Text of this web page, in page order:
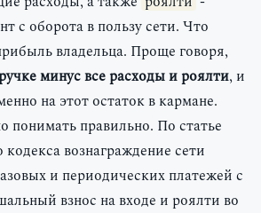
с оборота в пользу сети. Что
владельца. Проще говоря,
минус все расходы и роялти, и
на этот остаток в кармане.
понимать правильно. По статье
кодекса вознаграждение сети
и периодических платежей с
взнос на входе и роялти во